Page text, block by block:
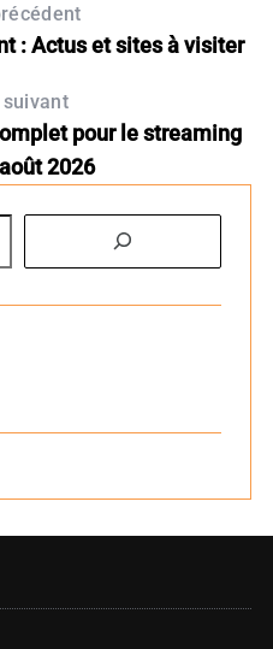
: Actus et sites à visiter
pour le streaming
2026